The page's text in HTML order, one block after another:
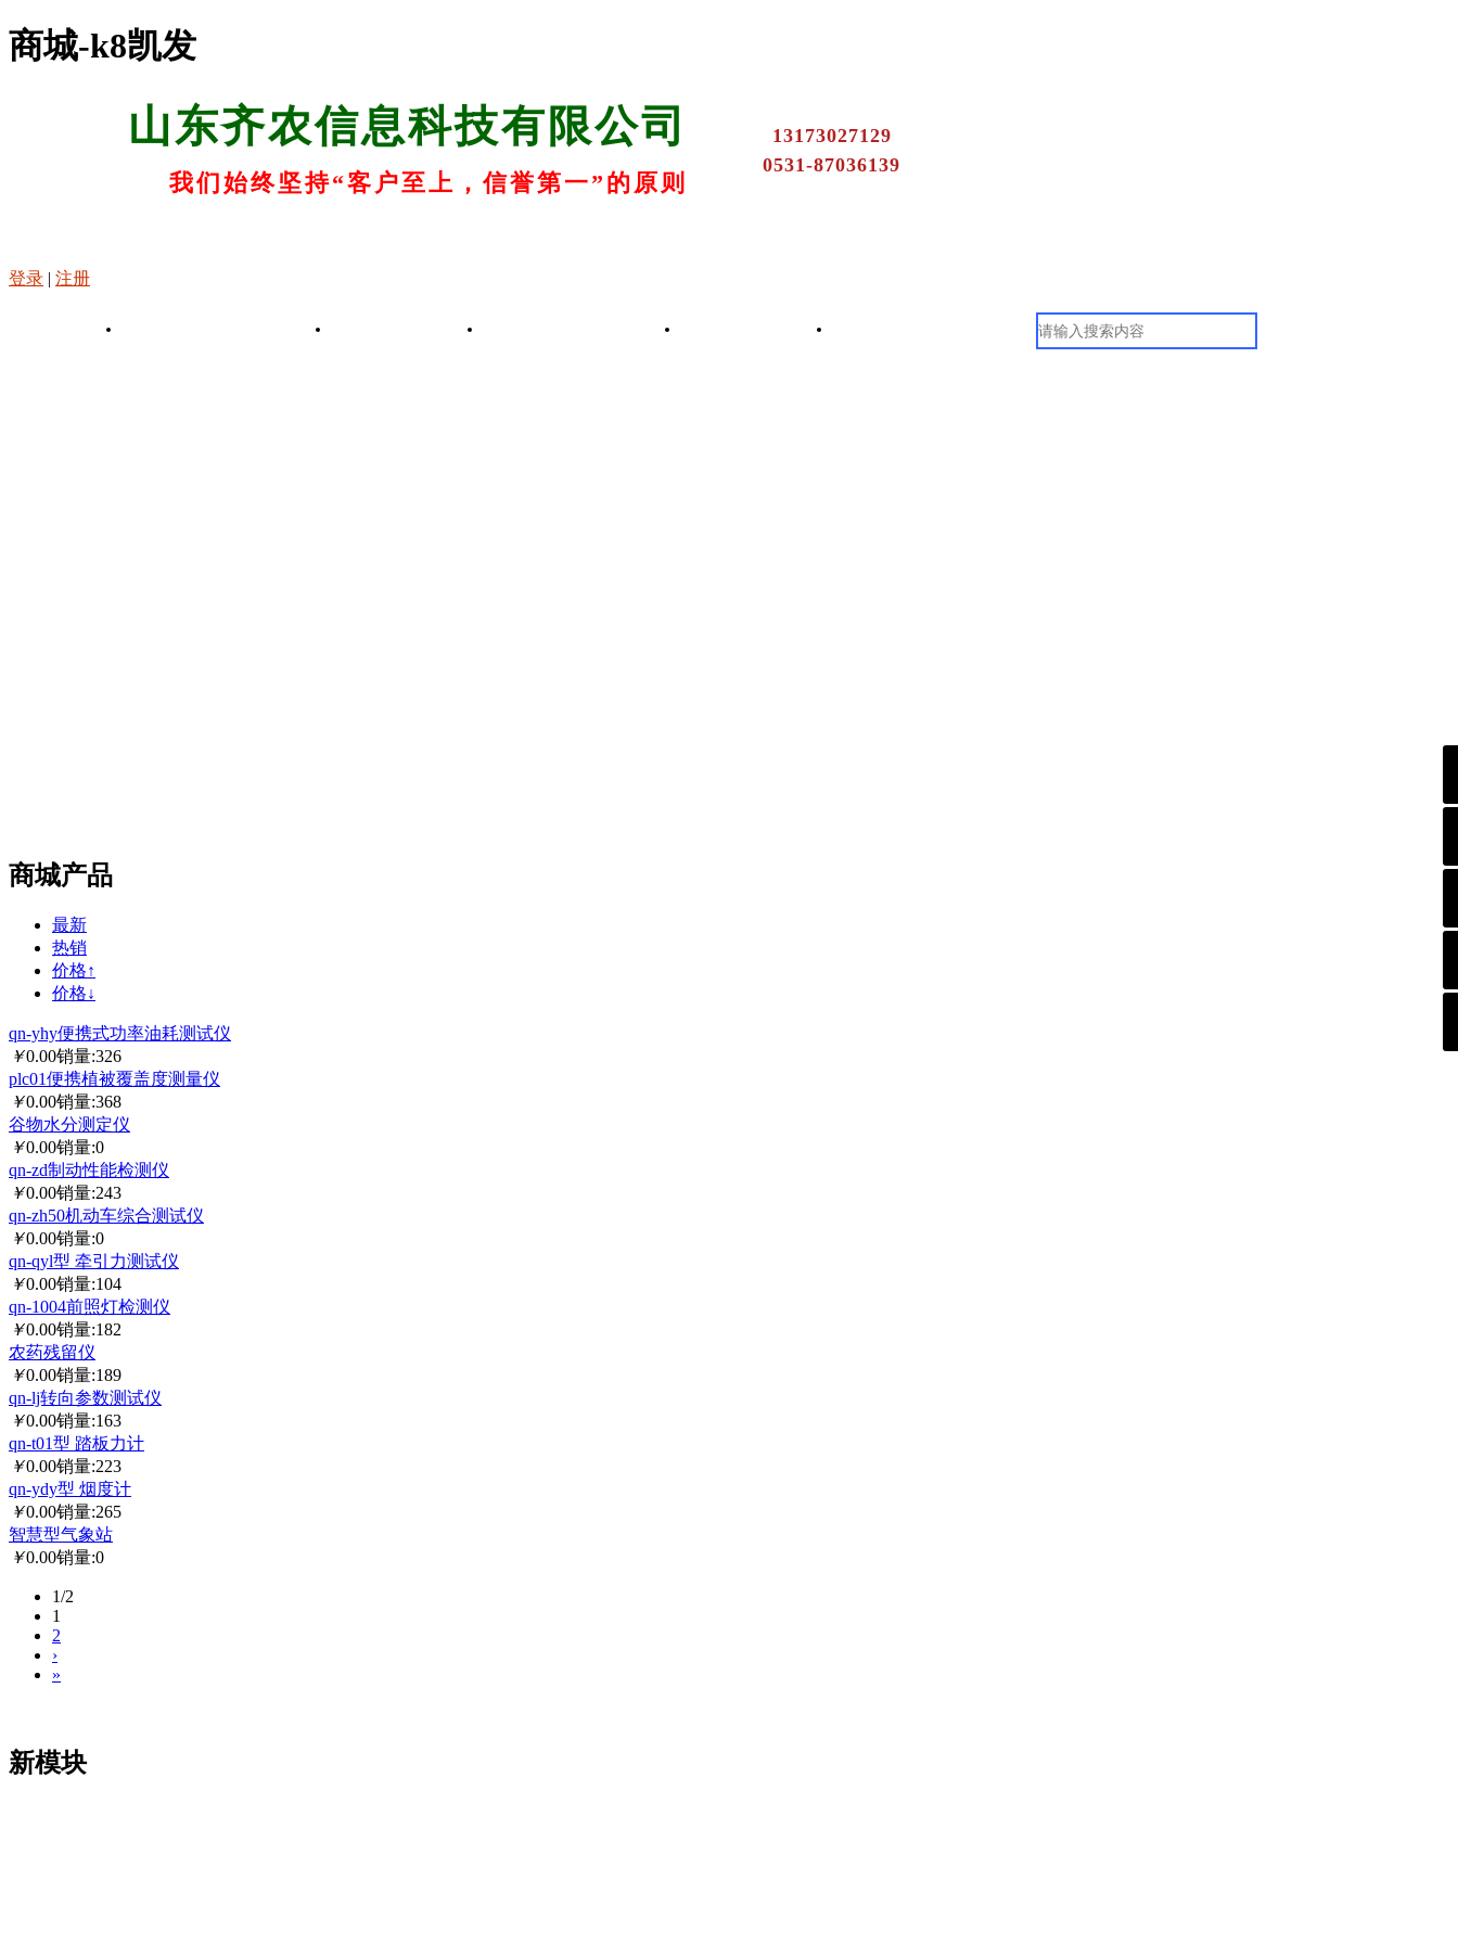
商城-k8凯发
山东齐农信息科技有限公司
13173027129
0531-87036139
我们始终坚持“客户至上，信誉第一”的原则
登录 | 注册
商城产品
最新
热销
价格↑
价格↓
qn-yhy便携式功率油耗测试仪
￥0.00销量:326
plc01便携植被覆盖度测量仪
￥0.00销量:368
谷物水分测定仪
￥0.00销量:0
qn-zd制动性能检测仪
￥0.00销量:243
qn-zh50机动车综合测试仪
￥0.00销量:0
qn-qyl型 牵引力测试仪
￥0.00销量:104
qn-1004前照灯检测仪
￥0.00销量:182
农药残留仪
￥0.00销量:189
qn-lj转向参数测试仪
￥0.00销量:163
qn-t01型 踏板力计
￥0.00销量:223
qn-ydy型 烟度计
￥0.00销量:265
智慧型气象站
￥0.00销量:0
1/2
1
2
›
»
新模块